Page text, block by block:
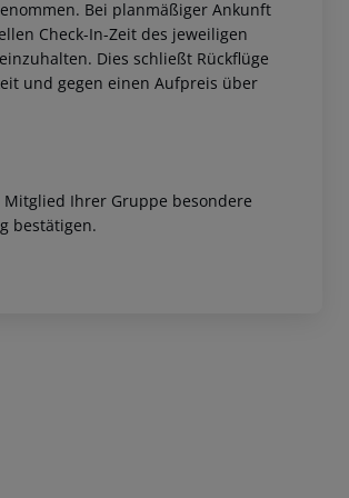
Bei planmäßiger Ankunft
Check-In-Zeit des jeweiligen
Dies schließt Rückflüge
und gegen einen Aufpreis über
Ihrer Gruppe besondere
bestätigen.